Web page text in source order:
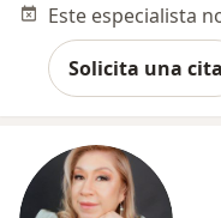
Solicita una cita